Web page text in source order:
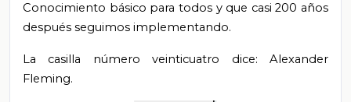
Conocimiento básico para todos y que casi 200 años
después seguimos implementando.
La casilla número veinticuatro dice: Alexander
Fleming.